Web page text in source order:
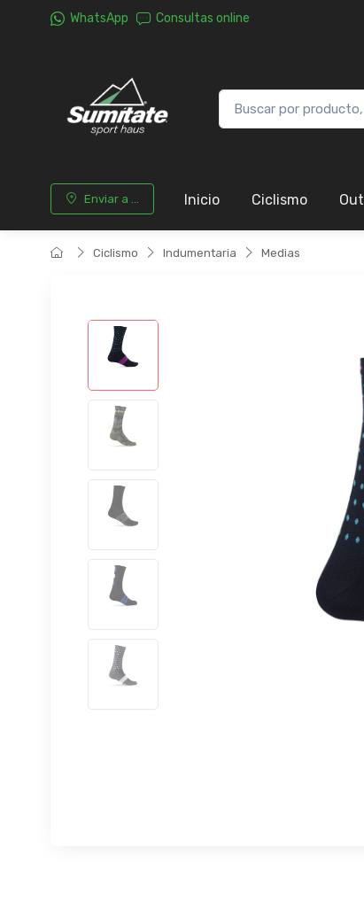
WhatsApp Consultas online
Enviar a ... Inicio Ciclismo
Ciclismo Indumentaria Medias